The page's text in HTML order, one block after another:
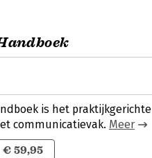
is het praktijkgerichte
communicatievak. Meer
€ 59,95